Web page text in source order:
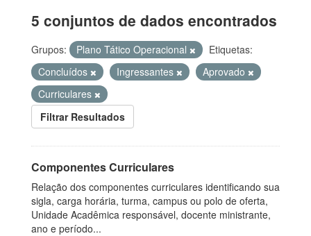
5 conjuntos de dados encontrados
Grupos: Plano Tático Operacional
Etiquetas:
Concluídos
Ingressantes
Aprovado
Curriculares
Filtrar Resultados
Componentes Curriculares
Relação dos componentes curriculares identificando sua
sigla, carga horária, turma, campus ou polo de oferta,
Unidade Acadêmica responsável, docente ministrante,
ano e período...